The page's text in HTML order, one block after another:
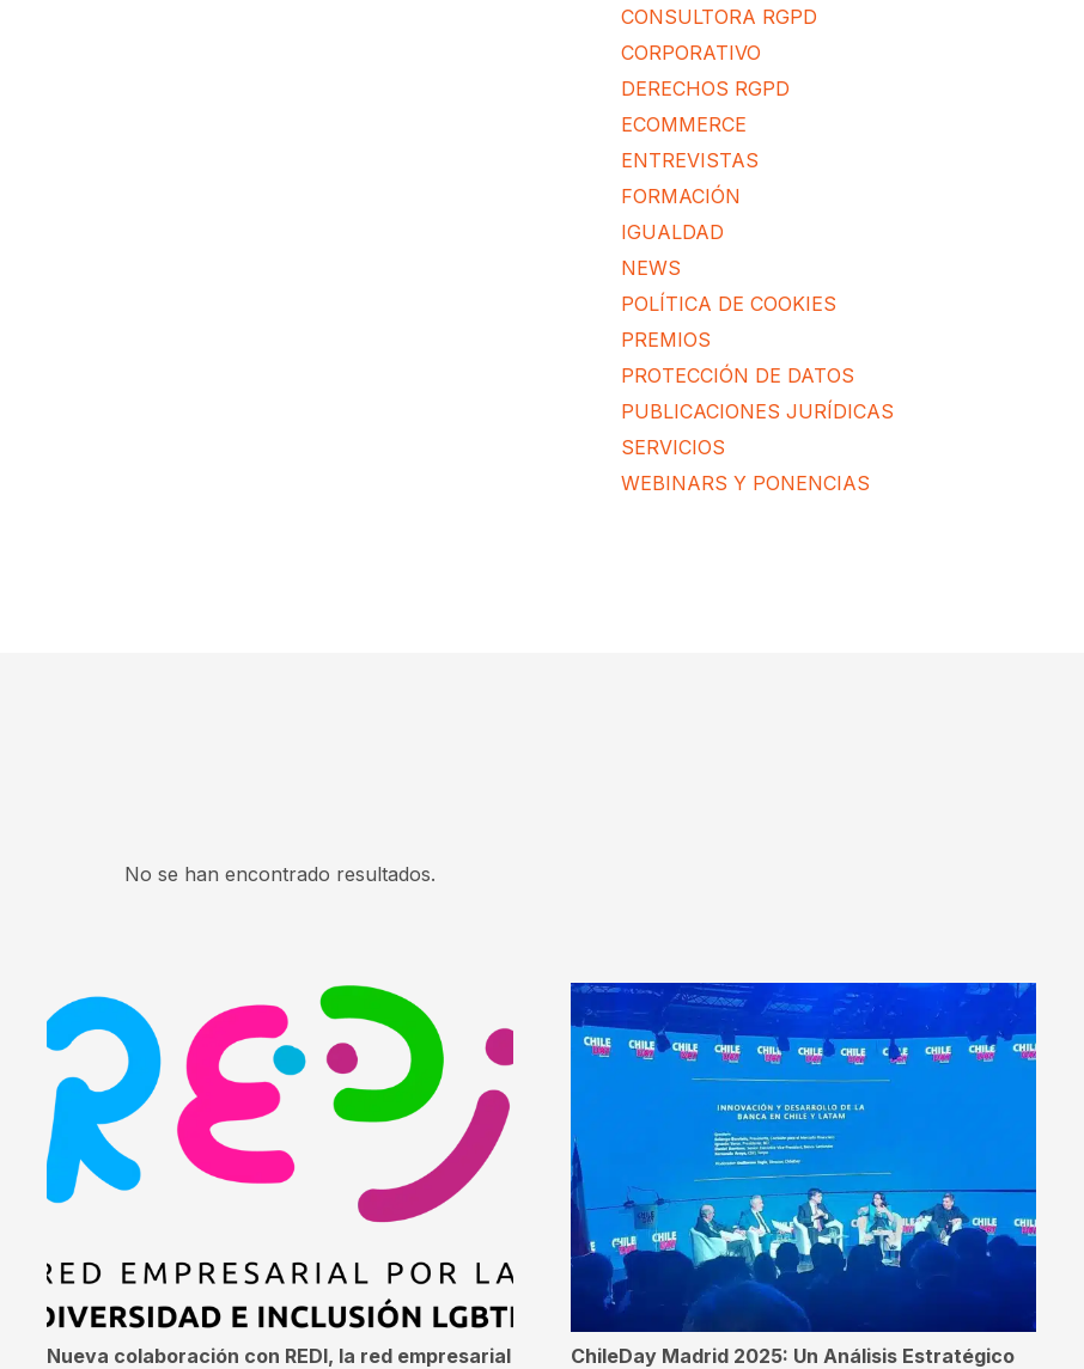
CONSULTORA RGPD
CORPORATIVO
DERECHOS RGPD
ECOMMERCE
ENTREVISTAS
FORMACIÓN
IGUALDAD
NEWS
POLÍTICA DE COOKIES
PREMIOS
PROTECCIÓN DE DATOS
PUBLICACIONES JURÍDICAS
SERVICIOS
WEBINARS Y PONENCIAS
No se han encontrado resultados.
Nueva colaboración con REDI, la red empresarial ChileDay Madrid 2025: Un Análisis Estratégico